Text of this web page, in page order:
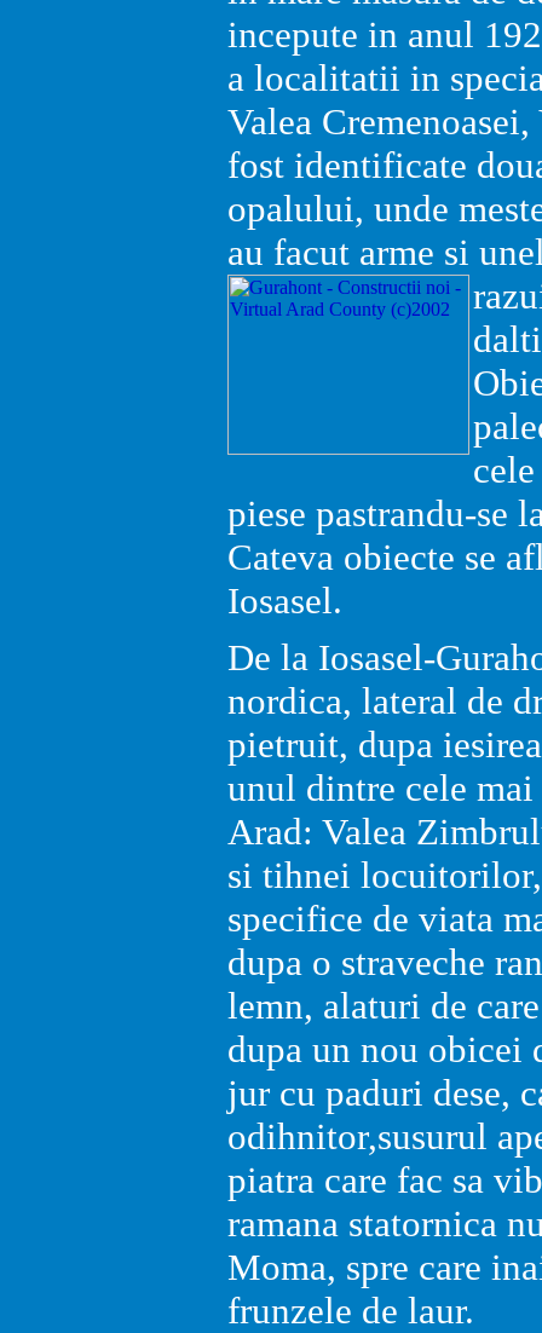
incepute in anul
a localitatii in
Valea
fost identificate
opalului, unde
au facut arme si
piese pastrandu-se
Cateva obiecte se
Iosasel.
De la Iosasel-
nordica, lateral de
pietruit, dupa
unul dintre cele
Arad: Valea
si tihnei
specifice de viata
dupa o straveche
lemn, alaturi de
dupa un nou obicei
jur cu paduri dese,
odihnitor,susurul
piatra care fac sa
ramana statornica
Moma, spre care
frunzele de laur.